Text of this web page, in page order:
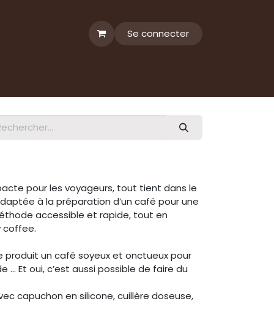
Se connecter
pour les voyageurs, tout tient dans le
à la préparation d’un café pour une
accessible et rapide, tout en
coffee.
un café soyeux et onctueux pour
... Et oui, c’est aussi possible de faire du
capuchon en silicone, cuillère doseuse,